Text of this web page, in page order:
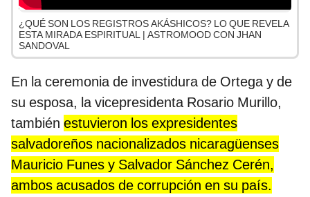
¿QUÉ SON LOS REGISTROS AKÁSHICOS? LO QUE REVELA
ESTA MIRADA ESPIRITUAL | ASTROMOOD CON JHAN
SANDOVAL
En la ceremonia de investidura de Ortega y de
su esposa, la vicepresidenta Rosario Murillo,
también estuvieron los expresidentes
salvadoreños nacionalizados nicaragüenses
Mauricio Funes y Salvador Sánchez Cerén,
ambos acusados de corrupción en su país.